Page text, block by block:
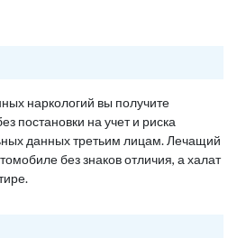
наркологий вы получите
постановки на учет и риска
данных третьим лицам. Лечащий
без знаков отличия, а халат